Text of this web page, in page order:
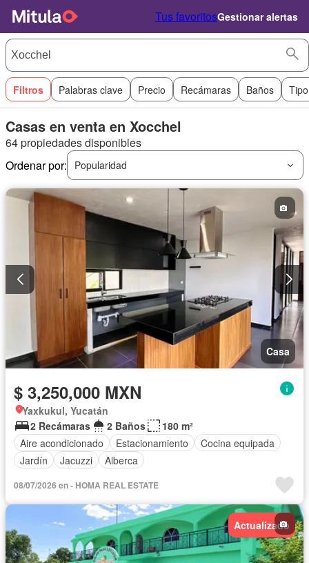
Tus favoritosGestionar alertas
Filtros Palabras clave Precio Recámaras Baños
Casas en venta en Xocchel
64 propiedades disponibles
Ordenar por:
Popularidad
Casa
$ 3,250,000 MXN
Yaxkukul, Yucatán
2 Recámaras
2 Baños
180 m²
Aire acondicionado
Estacionamiento
Cocina equipada
Jardín
Jacuzzi Alberca
08/07/2026 en - HOMA REAL ESTATE
Actualizado